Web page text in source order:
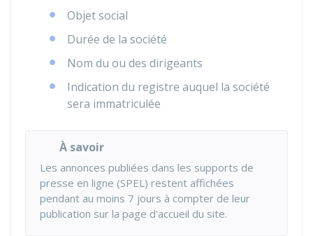
Objet social
Durée de la société
Nom du ou des dirigeants
Indication du registre auquel la société
sera immatriculée
À savoir
Les annonces publiées dans les supports de
presse en ligne (SPEL) restent affichées
pendant au moins 7 jours à compter de leur
publication sur la page d'accueil du site.